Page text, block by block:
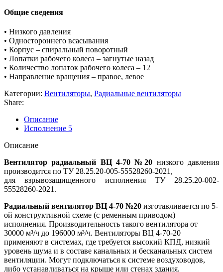
Общие сведения
• Низкого давления
• Одностороннего всасывания
• Корпус – спиральный поворотный
• Лопатки рабочего колеса – загнутые назад
• Количество лопаток рабочего колеса – 12
• Направление вращения – правое, левое
Категории: Вентиляторы, Радиальные вентиляторы
Share:
Описание
Исполнение 5
Описание
Вентилятор радиальный ВЦ 4-70 №20 низкого давления
производится по ТУ 28.25.20-005-55528260-2021,
для взрывозащищенного исполнения ТУ 28.25.20-002-
55528260-2021.
Радиальный вентилятор ВЦ 4-70 №20 изготавливается по 5-
ой конструктивной схеме (с ременным приводом)
исполнения. Производительность такого вентилятора от
30000 м³/ч до 196000 м³/ч. Вентиляторы ВЦ 4-70-20
применяют в системах, где требуется высокий КПД, низкий
уровень шума и в составе канальных и бесканальных систем
вентиляции. Могут подключаться к системе воздуховодов,
либо устанавливаться на крыше или стенах здания.